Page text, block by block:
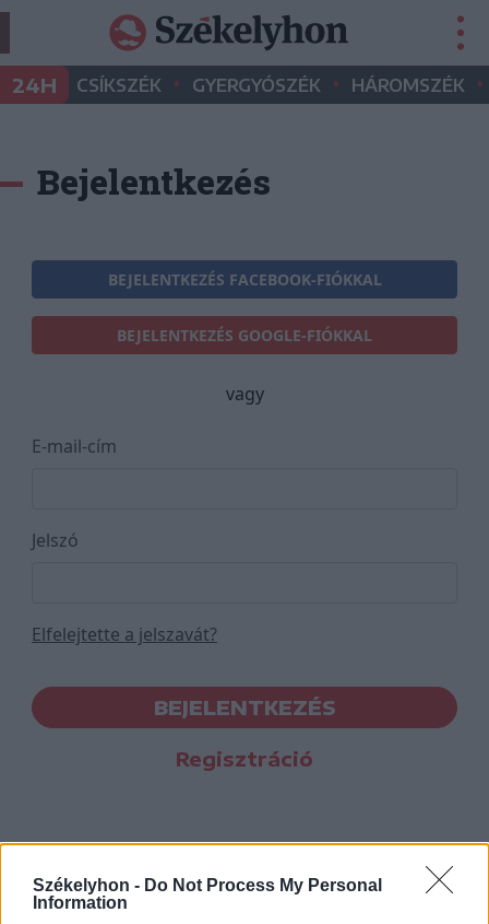
Székelyhon - Do Not Process My Personal
Information
24H CSÍKSZÉK • GYERGYÓSZÉK • HÁROMSZÉK •
Bejelentkezés
BEJELENTKEZÉS FACEBOOK-FIÓKKAL
BEJELENTKEZÉS GOOGLE-FIÓKKAL
vagy
E-mail-cím
Jelszó
Elfelejtette a jelszavát?
BEJELENTKEZÉS
Regisztráció